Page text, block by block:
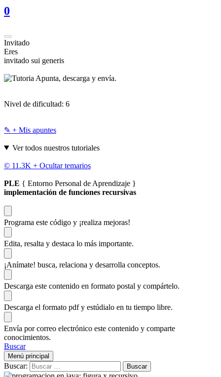
0
Invitado
Eres
invitado sui generis
Apunta, descarga y envía.
Nivel de dificultad: 6
✎ + Mis apuntes
Ver todos nuestros tutoriales
© 11.3K + Ocultar temarios
PLE { Entorno Personal de Aprendizaje }
implementación de funciones recursivas
Programa este código y ¡realiza mejoras!
Edita, resalta y destaca lo más importante.
¡Anímate! busca, relaciona y desarrolla conceptos.
Descarga este contenido en formato postal y compártelo.
Descarga el formato pdf y estúdialo en tu tiempo libre.
Envía por correo electrónico este contenido y comparte
conocimientos.
Buscar
Menú principal
Buscar: